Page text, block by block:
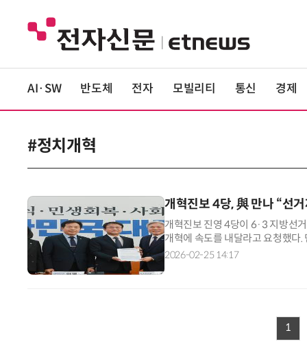
AI·SW 반도체 전자 모빌리티 통신 경제
#정치개혁
개혁진보 4당, 與 만나 “선
개혁진보 진영 4당이 6·3 지방선
개혁에 속도를 내달라고 요청했다
신당·진보당·기본소득당·사회민
2026-02-25 14:17
1